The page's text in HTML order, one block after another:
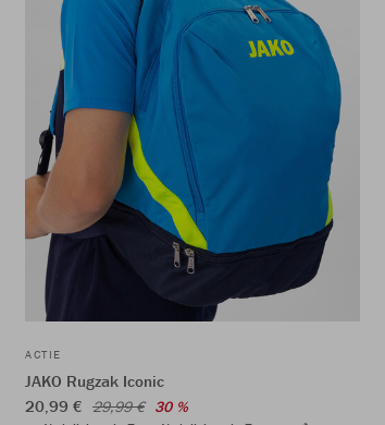
ACTIE
JAKO Rugzak Iconic
20,99 € 29,99 € 30 %